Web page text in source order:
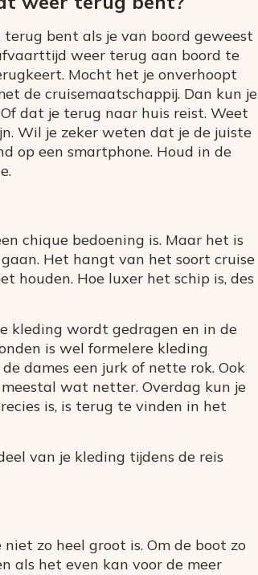
bent als je van boord geweest
weer terug aan boord te
Mocht het je onverhoopt
de cruisemaatschappij. Dan kun je
dat je terug naar huis reist. Weet
Wil je zeker weten dat je de juiste
op een smartphone. Houd in de
chique bedoening is. Maar het is
Het hangt van het soort cruise
houden. Hoe luxer het schip is, des
kleding wordt gedragen en in de
is wel formelere kleding
dames een jurk of nette rok. Ook
wat netter. Overdag kun je
is, is terug te vinden in het
van je kleding tijdens de reis
zo heel groot is. Om de boot zo
als het even kan voor de meer